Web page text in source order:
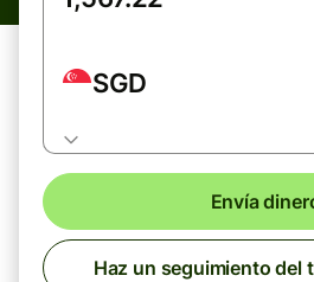
SGD
Envía
Haz un seguimiento del